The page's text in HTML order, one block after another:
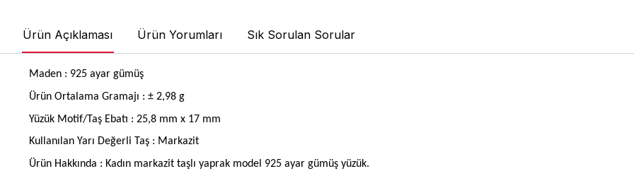
Ürün Açıklaması Ürün Yorumları Sık Sorulan Sorular
Maden : 925 ayar gümüş
Ürün Ortalama Gramajı : ± 2,98 g
Yüzük Motif/Taş Ebatı : 25,8 mm x 17 mm
Kullanılan Yarı Değerli Taş : Markazit
Ürün Hakkında : Kadın markazit taşlı yaprak model 925 ayar gümüş yüzük.